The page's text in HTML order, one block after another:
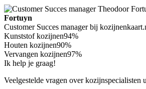
Fortuyn
Customer Succes manager bij
Kunststof kozijnen94%
Houten kozijnen90%
Vervangen kozijnen97%
Ik help je graag!
Veelgestelde vragen over kozijnspecialisten